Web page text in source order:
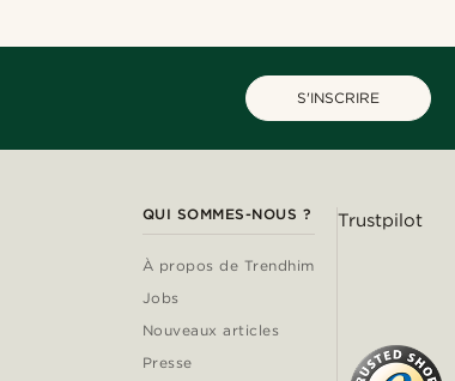
S'INSCRIRE
QUI SOMMES-NOUS ?
À propos de Trendhim
Jobs
Nouveaux articles
Presse
Trustpilot